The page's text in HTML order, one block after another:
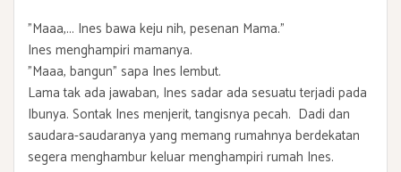
"Maaa,... Ines bawa keju nih, pesenan Mama."
Ines menghampiri mamanya.
"Maaa, bangun" sapa Ines lembut.
Lama tak ada jawaban, Ines sadar ada sesuatu terjadi pada
Ibunya. Sontak Ines menjerit, tangisnya pecah. Dadi dan
saudara-saudaranya yang memang rumahnya berdekatan
segera menghambur keluar menghampiri rumah Ines.